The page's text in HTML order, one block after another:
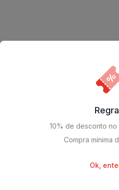
10% de desconto
Compra mínima
Ok,